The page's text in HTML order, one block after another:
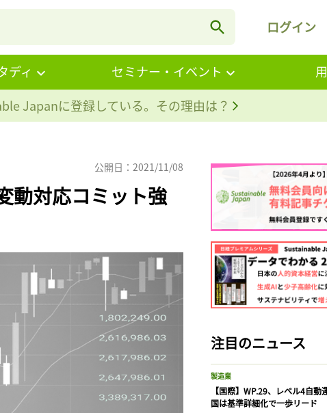
ログイン
ディ セミナー・イベント
Japanに登録している。その理由は？
公開日：2021/11/08
動対応コミット強
注目のニュース
製造業
【国際】WP.29、レベル4自
国は基準詳細化で一歩リード